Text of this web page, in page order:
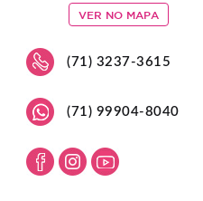
VER NO MAPA
(71) 3237-3615
(71) 99904-8040